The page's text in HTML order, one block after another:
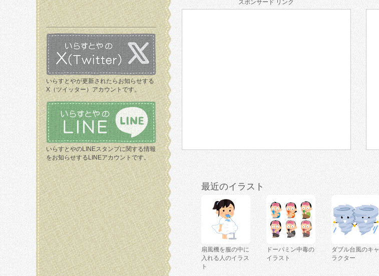
いらすとやが更新されたらお知らせする
X（ツイッター）アカウントです。
いらすとやのLINEスタンプに関する情報
をお知らせするLINEアカウントです。
スポンサード リンク
最近のイラスト
扇風機を服の中に
入れる人のイラス
ト
ドーパミン中毒の
イラスト
ダブル台風のキャ
ラクター